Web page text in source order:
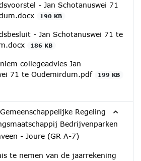
- Jan Schotanuswei 71
190 KB
- Jan Schotanuswei 71 te
186 KB
collegeadvies Jan
71 te Oudemirdum.pdf
199 KB
Regeling
Bedrijvenparken
- Joure (GR A-7)
te nemen van de jaarrekening